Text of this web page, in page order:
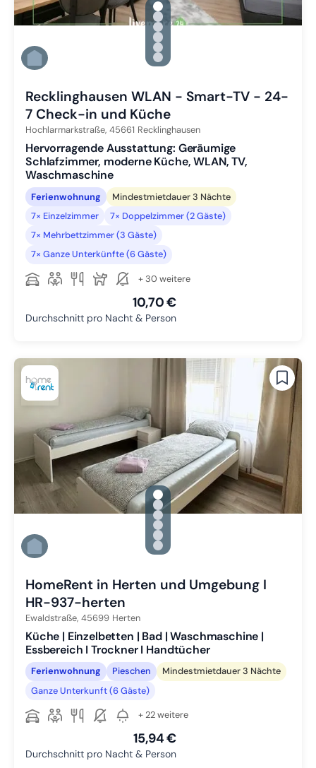
gallery.slide_selector
Zu Slide 1 wechseln
Zu Slide 2 wechseln
Zu Slide 3 wechseln
Zu Slide 4 wechseln
Zu Slide 5 wechseln
Zu Slide 6 wechseln
Recklinghausen WLAN - Smart-TV - 24-
7 Check-in und Küche
Hochlarmarkstraße, 45661 Recklinghausen
Hervorragende Ausstattung: Geräumige
Schlafzimmer, moderne Küche, WLAN, TV,
Waschmaschine
Ferienwohnung
Mindestmietdauer 3 Nächte
7× Einzelzimmer
7× Doppelzimmer (2 Gäste)
7× Mehrbettzimmer (3 Gäste)
7× Ganze Unterkünfte (6 Gäste)
+ 30 weitere
10,70 €
Durchschnitt pro Nacht & Person
gallery.slide_selector
Zu Slide 1 wechseln
Zu Slide 2 wechseln
Zu Slide 3 wechseln
Zu Slide 4 wechseln
Zu Slide 5 wechseln
Zu Slide 6 wechseln
HomeRent in Herten und Umgebung I
HR-937-herten
Ewaldstraße, 45699 Herten
Küche | Einzelbetten | Bad | Waschmaschine |
Essbereich I Trockner I Handtücher
Ferienwohnung Pieschen
Mindestmietdauer 3 Nächte
Ganze Unterkunft (6 Gäste)
+ 22 weitere
15,94 €
Durchschnitt pro Nacht & Person